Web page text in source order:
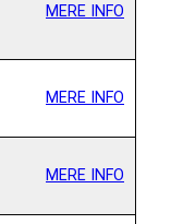
MERE INFO
MERE INFO
MERE INFO